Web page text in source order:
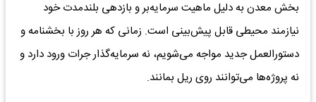
بخش معدن به دلیل ماهیت سرمایه‌بر و بازدهی بلندمدت خود
نیازمند محیطی قابل پیش‌بینی است. زمانی که هر روز با بخشنامه و
دستورالعمل جدید مواجه می‌شویم، نه سرمایه‌گذار جرات ورود دارد و
نه پروژه‌ها می‌توانند روی ریل بمانند.